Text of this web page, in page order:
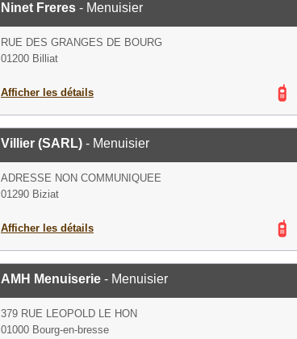
Ninet Freres - Menuisier
RUE DES GRANGES DE BOURG
01200 Billiat
Afficher les détails
Villier (SARL) - Menuisier
ADRESSE NON COMMUNIQUEE
01290 Biziat
Afficher les détails
AMH Menuiserie - Menuisier
379 RUE LEOPOLD LE HON
01000 Bourg-en-bresse